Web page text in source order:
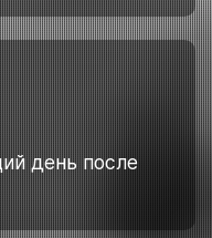
день после